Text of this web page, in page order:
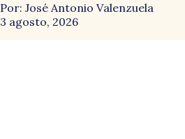
Por: José Antonio Valenzuela
3 agosto, 2026